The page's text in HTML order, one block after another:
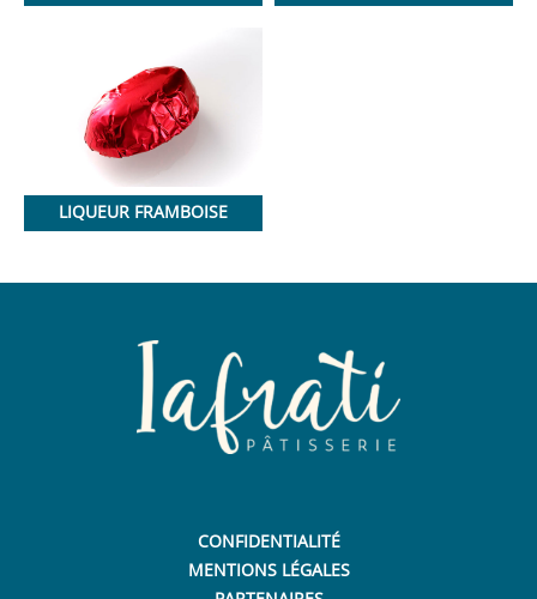
LIQUEUR FRAMBOISE
CONFIDENTIALITÉ
MENTIONS LÉGALES